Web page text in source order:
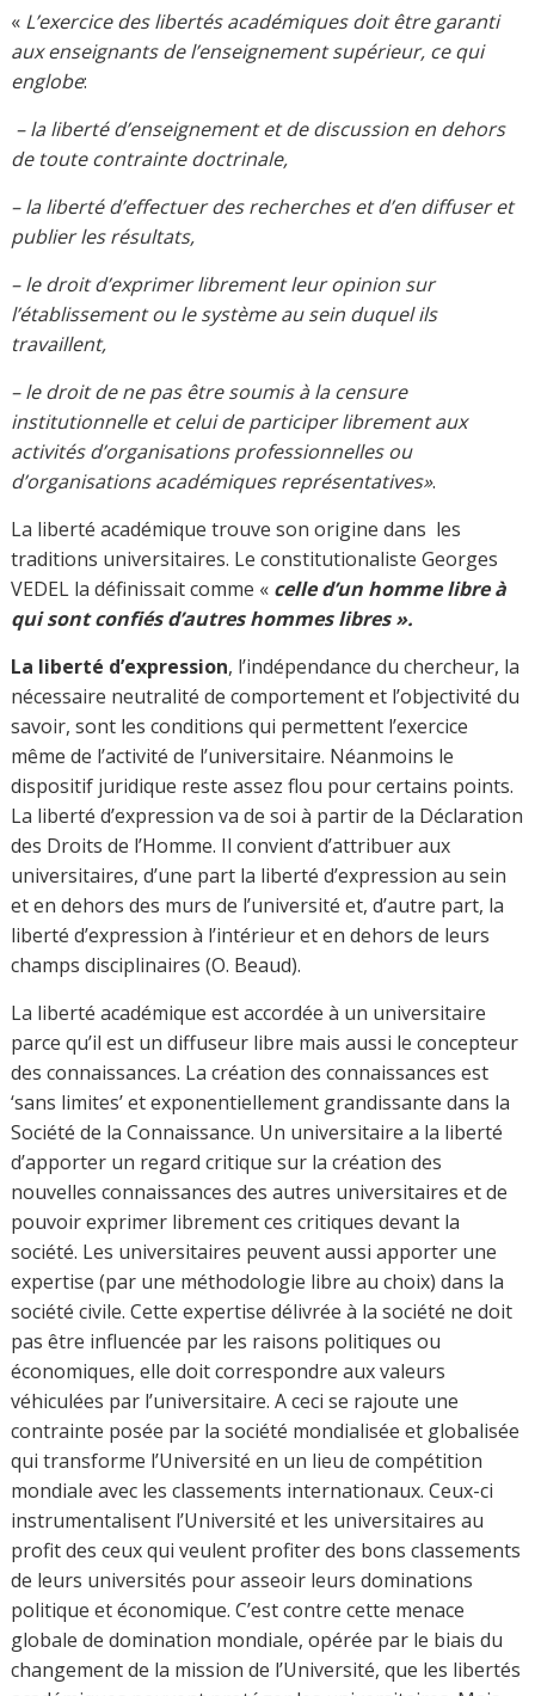
et en dehors des murs de l’université et, d’autre part, la
liberté d’expression à l’intérieur et en dehors de leurs
champs disciplinaires (O. Beaud).
La liberté académique est accordée à un universitaire
parce qu’il est un diffuseur libre mais aussi le concepteur
des connaissances. La création des connaissances est
‘sans limites’ et exponentiellement grandissante dans la
d’apporter un regard critique sur la création des
nouvelles connaissances des autres universitaires et de
pouvoir exprimer librement ces critiques devant la
société. Les universitaires peuvent aussi apporter une
expertise (par une méthodologie libre au choix) dans la
société civile. Cette expertise délivrée à la société ne doit
pas être influencée par les raisons politiques ou
économiques, elle doit correspondre aux valeurs
véhiculées par l’universitaire. A ceci se rajoute une
contrainte posée par la société mondialisée et globalisée
qui transforme l’Université en un lieu de compétition
mondiale avec les classements internationaux. Ceux-ci
profit des ceux qui veulent profiter des bons classements
de leurs universités pour asseoir leurs dominations
politique et économique. C’est contre cette menace
globale de domination mondiale, opérée par le biais du
changement de la mission de l’Université, que les libertés
académiques peuvent protéger les universitaires. Mais
celles-ci doivent aussi être protégées. Les libertés
académiques sont liées aux valeurs de la paix, de la
bienveillance, de la tradition, de l’autonomie, de la
stimulation, de la création des connaissances. Une forte
partie de ces valeurs appartient au monde des
universitaires.
L’indépendance de recherche et la liberté de
publicationnécessite le choix libre d’un thème de
recherche et d’un positionnement disciplinaire en lien
avec les activités d’enseignement universitaire. Pour
comprendre la mission d’enseignement des
universitaires et la portée de la liberté académique, il faut
rompre avec un ancien dogme : celui ‘d’enseigner la
vérité toute faite’. Dans le cadre de l’Université ancienne,
l’enseignant lors de la transmission des connaissances
n’a pas droit à l’erreur au titre de la transmission des
« connaissances qui existent ». L’Universitaire doit
rechercher la vérité en dehors des dogmes politiques et
économiques que ce soit pour un travail fondamental ou
appliqué, sponsorisé par les entreprises ou soutenu par
les politiques des établissements. Une telle conception
aboutit à redéfinir autrement la liberté académique qui
implique le ‘droit à se tromper’ et ainsi de chercher à
nouveau, par le biais des méthodes scientifiques et par
l’acceptation des critiques des pairs universitaires
appartenant à un champ disciplinaire. C’est ici que la
recherche couplée avec l’enseignement fait avancer
l’Université et les universitaires vers la qualité.